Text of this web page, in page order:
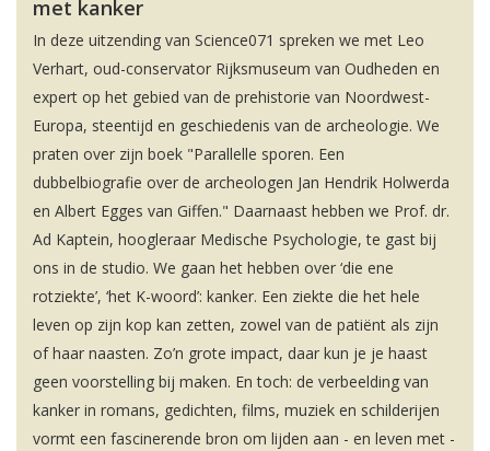
met kanker
In deze uitzending van Science071 spreken we met Leo
Verhart, oud-conservator Rijksmuseum van Oudheden en
expert op het gebied van de prehistorie van Noordwest-
Europa, steentijd en geschiedenis van de archeologie. We
praten over zijn boek "Parallelle sporen. Een
dubbelbiografie over de archeologen Jan Hendrik Holwerda
en Albert Egges van Giffen." Daarnaast hebben we Prof. dr.
Ad Kaptein, hoogleraar Medische Psychologie, te gast bij
ons in de studio. We gaan het hebben over ‘die ene
rotziekte’, ‘het K-woord’: kanker. Een ziekte die het hele
leven op zijn kop kan zetten, zowel van de patiënt als zijn
of haar naasten. Zo’n grote impact, daar kun je je haast
geen voorstelling bij maken. En toch: de verbeelding van
kanker in romans, gedichten, films, muziek en schilderijen
vormt een fascinerende bron om lijden aan - en leven met -